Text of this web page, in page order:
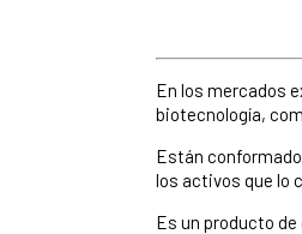
En los mercados
biotecnología,
Están
los activos que lo
Es un producto